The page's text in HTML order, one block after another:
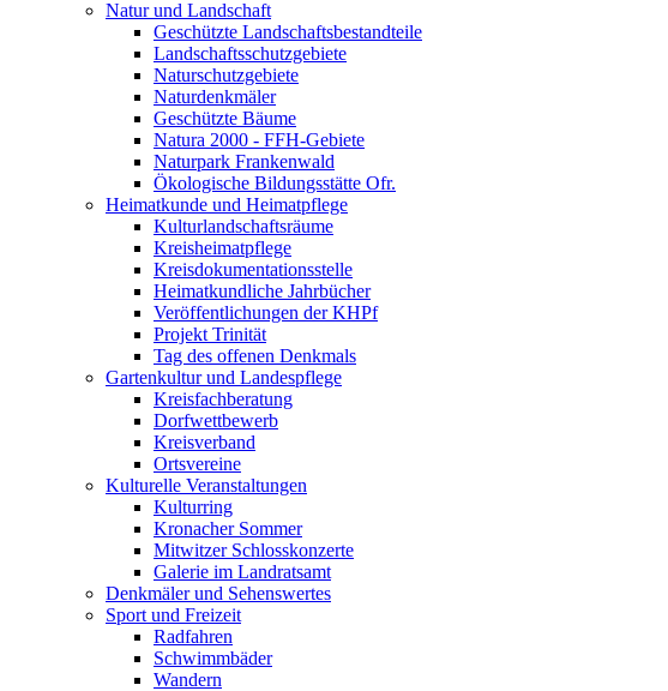
Natur und Landschaft
Geschützte Landschaftsbestandteile
Landschaftsschutzgebiete
Naturschutzgebiete
Naturdenkmäler
Geschützte Bäume
Natura 2000 - FFH-Gebiete
Naturpark Frankenwald
Ökologische Bildungsstätte Ofr.
Heimatkunde und Heimatpflege
Kulturlandschaftsräume
Kreisheimatpflege
Kreisdokumentationsstelle
Heimatkundliche Jahrbücher
Veröffentlichungen der KHPf
Projekt Trinität
Tag des offenen Denkmals
Gartenkultur und Landespflege
Kreisfachberatung
Dorfwettbewerb
Kreisverband
Ortsvereine
Kulturelle Veranstaltungen
Kulturring
Kronacher Sommer
Mitwitzer Schlosskonzerte
Galerie im Landratsamt
Denkmäler und Sehenswertes
Sport und Freizeit
Radfahren
Schwimmbäder
Wandern